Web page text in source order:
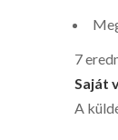
7
Saját
A